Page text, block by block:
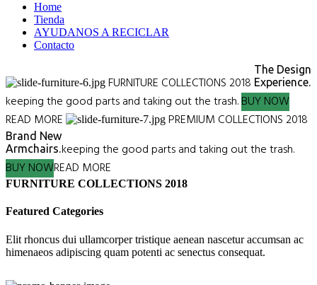
Home
Tienda
AYUDANOS A RECICLAR
Contacto
FURNITURE COLLECTIONS 2018
The Design
Experience.
keeping the good parts and taking out the trash.BUY NOW
READ MORE
PREMIUM COLLECTIONS 2018
Brand New
Armchairs.keeping the good parts and taking out the trash.
BUY NOWREAD MORE
FURNITURE COLLECTIONS 2018
Featured Categories
Elit rhoncus dui ullamcorper tristique aenean nascetur accumsan ac
himenaeos adipiscing quam potenti ac senectus consequat.